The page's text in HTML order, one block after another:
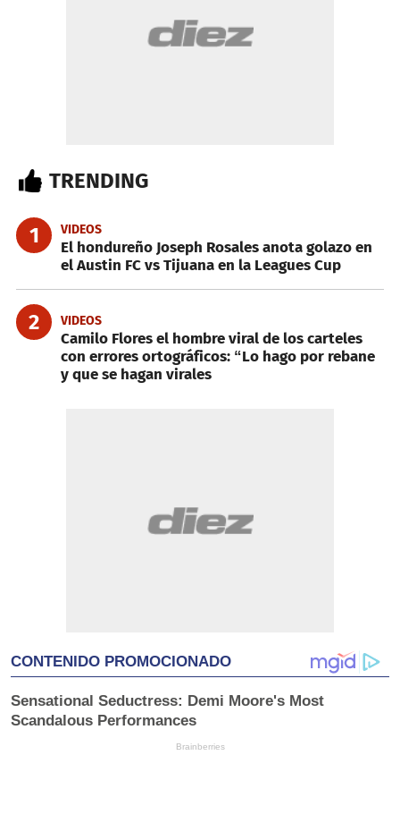
TRENDING
1 VIDEOS
El hondureño Joseph Rosales anota golazo en
el Austin FC vs Tijuana en la Leagues Cup
2 VIDEOS
Camilo Flores el hombre viral de los carteles
con errores ortográficos: “Lo hago por rebane
y que se hagan virales